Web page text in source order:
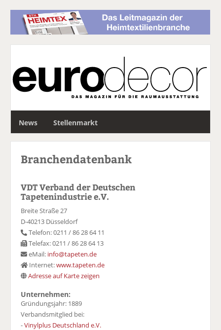
News Stellenmarkt
c
Branchendatenbank
VDT Verband der Deutschen
Tapetenindustrie e.V.
Breite Straße 27
D-40213 Düsseldorf
Telefon: 0211 / 86 28 64 11
Telefax: 0211 / 86 28 64 13
eMail: info@tapeten.de
Internet:www.tapeten.de
Adresse auf Karte zeigen
Unternehmen:
Gründungsjahr: 1889
Verbandsmitglied bei:
-Vinylplus Deutschland e.V.